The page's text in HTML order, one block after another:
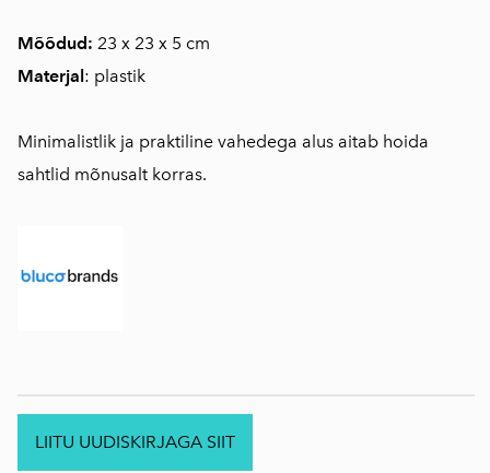
Mõõdud: 23 x 23 x 5 cm
Materjal : plastik
Minimalistlik ja praktiline vahedega alus aitab hoida
sahtlid mõnusalt korras.
LIITU UUDISKIRJAGA SIIT